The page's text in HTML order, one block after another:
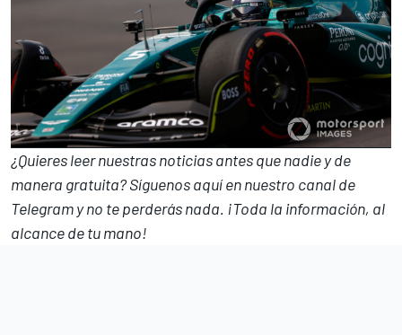
¿Quieres leer nuestras noticias antes que nadie y de
manera gratuita? Síguenosaquí en nuestro canal de
Telegramy no te perderás nada. ¡Toda la información, al
alcance de tu mano!